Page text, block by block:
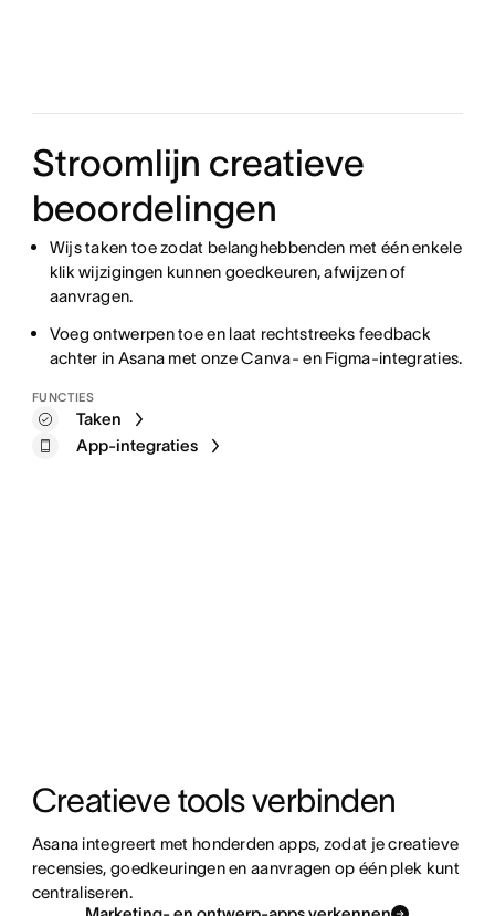
Stroomlijn creatieve
beoordelingen
Wijs taken toe zodat belanghebbenden met één enkele
klik wijzigingen kunnen goedkeuren, afwijzen of
aanvragen.
Voeg ontwerpen toe en laat rechtstreeks feedback
achter in Asana met onze Canva- en Figma-integraties.
FUNCTIES
Taken
App-integraties
Creatieve tools verbinden
Asana integreert met honderden apps, zodat je creatieve
recensies, goedkeuringen en aanvragen op één plek kunt
centraliseren.